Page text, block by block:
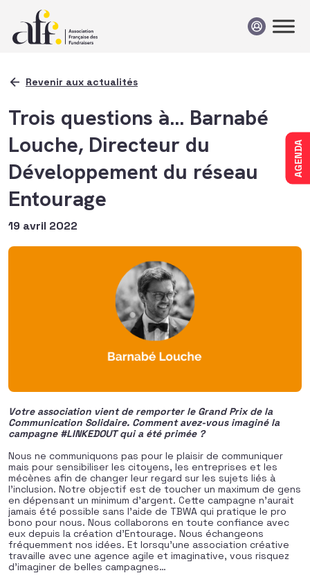
AGENDA
Revenir aux actualités
Trois questions à… Barnabé
Louche, Directeur du
Développement du réseau
Entourage
19 avril 2022
Votre association vient de remporter le Grand Prix de la
Communication Solidaire. Comment avez-vous imaginé la
campagne #LINKEDOUT qui a été primée ?
Nous ne communiquons pas pour le plaisir de communiquer
mais pour sensibiliser les citoyens, les entreprises et les
mécènes afin de changer leur regard sur les sujets liés à
l’inclusion. Notre objectif est de toucher un maximum de gens
en dépensant un minimum d’argent. Cette campagne n’aurait
jamais été possible sans l’aide de TBWA qui pratique le pro
bono pour nous. Nous collaborons en toute confiance avec
eux depuis la création d’Entourage. Nous échangeons
fréquemment nos idées. Et lorsqu’une association créative
travaille avec une agence agile et imaginative, vous risquez
d’imaginer de belles campagnes…